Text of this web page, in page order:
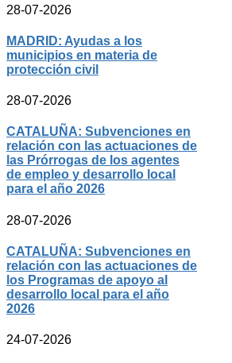
28-07-2026
MADRID: Ayudas a los
municipios en materia de
protección civil
28-07-2026
CATALUÑA: Subvenciones en
relación con las actuaciones de
las Prórrogas de los agentes
de empleo y desarrollo local
para el año 2026
28-07-2026
CATALUÑA: Subvenciones en
relación con las actuaciones de
los Programas de apoyo al
desarrollo local para el año
2026
24-07-2026